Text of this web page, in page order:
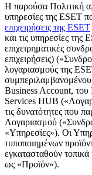
Η παρούσα Πολιτική
υπηρεσίες της ESET
επιχειρήσεις της ESET
και τις υπηρεσίες της
επιχειρηματικές
επιχειρήσεις) («
λογαριασμούς της
Business Account,
Services HUB («
τις δυνατότητες που
Λογαριασμού («
«Υπηρεσίες»). Οι
τυποποιημένων
εγκατασταθούν
ως «Προϊόν»).